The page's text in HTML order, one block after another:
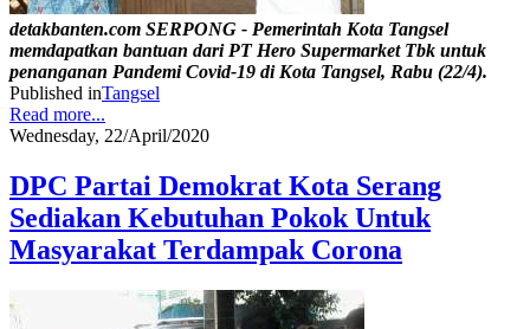
detakbanten.com SERPONG - Pemerintah Kota Tangsel
memdapatkan bantuan dari PT Hero Supermarket Tbk untuk
penanganan Pandemi Covid-19 di Kota Tangsel, Rabu (22/4).
Published inTangsel
Read more...
Wednesday, 22/April/2020
DPC Partai Demokrat Kota Serang
Sediakan Kebutuhan Pokok Untuk
Masyarakat Terdampak Corona